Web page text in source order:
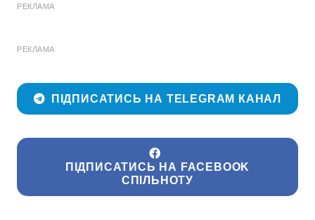
РЕКЛАМА
РЕКЛАМА
ПІДПИСАТИСЬ НА TELEGRAM КАНАЛ
ПІДПИСАТИСЬ НА FACEBOOK
СПІЛЬНОТУ